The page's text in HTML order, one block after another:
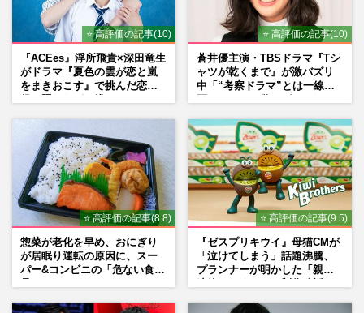
⭐ 高評価の記事(10)
『ACEes』浮所飛貴×深田竜生
がドラマ『夏色の雲が恋と嵐
をまきおこす』で挑んだ恋人
⭐ 高評価の記事(10)
蒼井優主演・TBSドラマ『Tシ
ャツが乾くまで』が激バズリ
中「“考察ドラマ”とは一線を
⭐ 高評価の記事(8.8)
惣菜が老化を早め、おにぎり
が居眠り運転の原因に、スー
パー&コンビニの「危ない食
⭐ 高評価の記事(9.5)
『ゼスプリキウイ』母猫CMが
「泣けてしまう」話題沸騰、
プランナーが明かした「親に